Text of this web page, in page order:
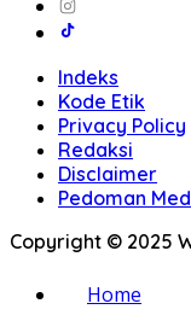
Indeks
Kode Etik
Privacy Policy
Redaksi
Disclaimer
Pedoman
Copyright © 2025
Home